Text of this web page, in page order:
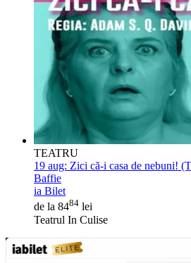
TEATRU
19 aug: Zici că-i casa de nebuni!
Baffie
ia Bilet
de la 8484 lei
Teatrul In Culise